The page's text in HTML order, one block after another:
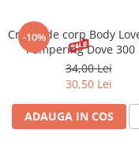
Vopsea sprancene
Ser sprancene
-10%
Cremă de corp Body Love Silky
Pampering Dove 300
34,00 Lei
30,50 Lei
ADAUGA IN COS